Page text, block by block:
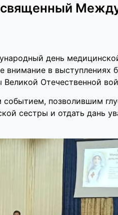
день
в выступлениях
Великой Отечественной
позволившим
сестры и отдать дань